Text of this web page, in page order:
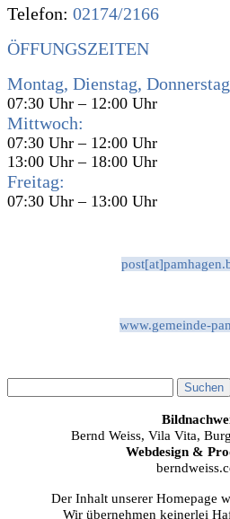
Telefon: 02174/2166
ÖFFUNGSZEITEN
Montag, Dienstag,
07:30 Uhr – 12:00 Uhr
Mittwoch:
07:30 Uhr – 12:00 Uhr
13:00 Uhr – 18:00 Uhr
Freitag:
07:30 Uhr – 13:00 Uhr
www.gemeinde-
Bernd Weiss, Vila Vita,
Webdesign &
Der Inhalt unserer Homepage
Wir übernehmen keinerlei